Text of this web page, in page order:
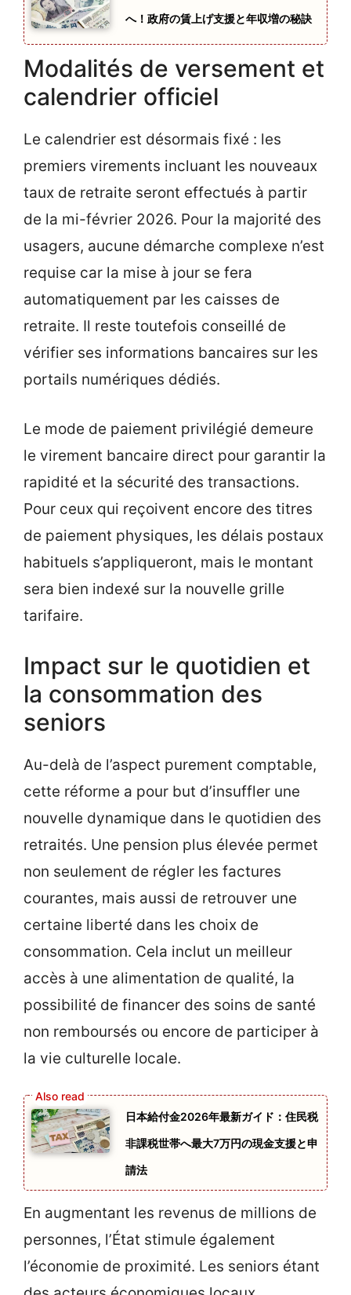
へ！政府の賃上げ支援と年収増の秘訣
Modalités de versement et
calendrier officiel
Le calendrier est désormais fixé : les
premiers virements incluant les nouveaux
taux de retraite seront effectués à partir
de la mi-février 2026. Pour la majorité des
usagers, aucune démarche complexe n’est
requise car la mise à jour se fera
automatiquement par les caisses de
retraite. Il reste toutefois conseillé de
vérifier ses informations bancaires sur les
portails numériques dédiés.
Le mode de paiement privilégié demeure
le virement bancaire direct pour garantir la
rapidité et la sécurité des transactions.
Pour ceux qui reçoivent encore des titres
de paiement physiques, les délais postaux
habituels s’appliqueront, mais le montant
sera bien indexé sur la nouvelle grille
tarifaire.
Impact sur le quotidien et
la consommation des
seniors
Au-delà de l’aspect purement comptable,
cette réforme a pour but d’insuffler une
nouvelle dynamique dans le quotidien des
retraités. Une pension plus élevée permet
non seulement de régler les factures
courantes, mais aussi de retrouver une
certaine liberté dans les choix de
consommation. Cela inclut un meilleur
accès à une alimentation de qualité, la
possibilité de financer des soins de santé
non remboursés ou encore de participer à
la vie culturelle locale.
日本給付金2026年最新ガイド：住民税
非課税世帯へ最大7万円の現金支援と申
請法
En augmentant les revenus de millions de
personnes, l’État stimule également
l’économie de proximité. Les seniors étant